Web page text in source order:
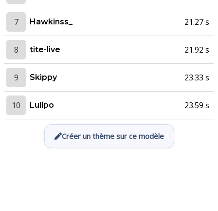
7 Hawkinss_ 21.27 s
8 tite-live 21.92 s
9 Skippy 23.33 s
10 Lulipo 23.59 s
Créer un thème sur ce modèle